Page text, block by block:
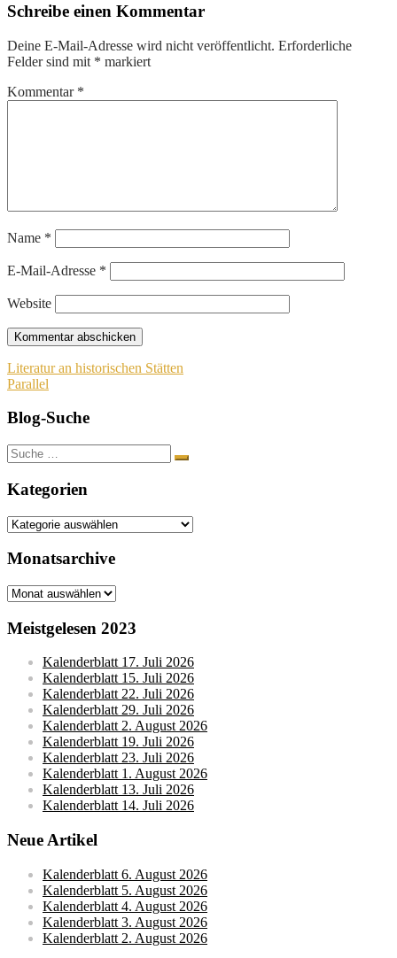
Schreibe einen Kommentar
Deine E-Mail-Adresse wird nicht veröffentlicht. Erforderliche
Felder sind mit * markiert
Kommentar *
Name *
E-Mail-Adresse *
Website
Beitragsnavigation
Literatur an historischen Stätten
Parallel
Blog-Suche
Suche
nach:
Kategorien
Kategorien
Monatsarchive
Monatsarchive
Meistgelesen 2023
Kalenderblatt 17. Juli 2026
Kalenderblatt 15. Juli 2026
Kalenderblatt 22. Juli 2026
Kalenderblatt 29. Juli 2026
Kalenderblatt 2. August 2026
Kalenderblatt 19. Juli 2026
Kalenderblatt 23. Juli 2026
Kalenderblatt 1. August 2026
Kalenderblatt 13. Juli 2026
Kalenderblatt 14. Juli 2026
Neue Artikel
Kalenderblatt 6. August 2026
Kalenderblatt 5. August 2026
Kalenderblatt 4. August 2026
Kalenderblatt 3. August 2026
Kalenderblatt 2. August 2026